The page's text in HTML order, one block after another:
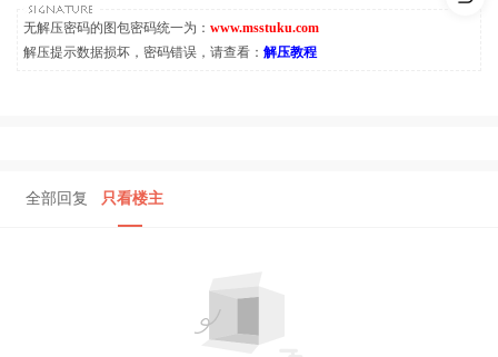
无解压密码的图包密码统一为： www.msstuku.com
解压提示数据损坏，密码错误，请查看： 解压教程
全部回复 只看楼主